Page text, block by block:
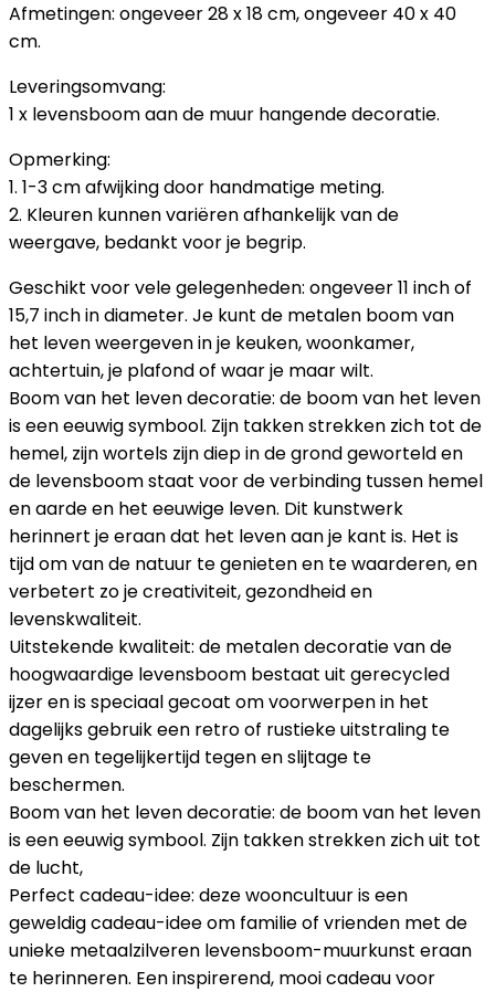
Afmetingen: ongeveer 28 x 18 cm, ongeveer 40 x 40
cm.
Leveringsomvang:
1 x levensboom aan de muur hangende decoratie.
Opmerking:
1. 1-3 cm afwijking door handmatige meting.
2. Kleuren kunnen variëren afhankelijk van de
weergave, bedankt voor je begrip.
Geschikt voor vele gelegenheden: ongeveer 11 inch of
15,7 inch in diameter. Je kunt de metalen boom van
het leven weergeven in je keuken, woonkamer,
achtertuin, je plafond of waar je maar wilt.
Boom van het leven decoratie: de boom van het leven
is een eeuwig symbool. Zijn takken strekken zich tot de
hemel, zijn wortels zijn diep in de grond geworteld en
de levensboom staat voor de verbinding tussen hemel
en aarde en het eeuwige leven. Dit kunstwerk
herinnert je eraan dat het leven aan je kant is. Het is
tijd om van de natuur te genieten en te waarderen, en
verbetert zo je creativiteit, gezondheid en
levenskwaliteit.
Uitstekende kwaliteit: de metalen decoratie van de
hoogwaardige levensboom bestaat uit gerecycled
ijzer en is speciaal gecoat om voorwerpen in het
dagelijks gebruik een retro of rustieke uitstraling te
geven en tegelijkertijd tegen en slijtage te
beschermen.
Boom van het leven decoratie: de boom van het leven
is een eeuwig symbool. Zijn takken strekken zich uit tot
de lucht,
Perfect cadeau-idee: deze wooncultuur is een
geweldig cadeau-idee om familie of vrienden met de
unieke metaalzilveren levensboom-muurkunst eraan
te herinneren. Een inspirerend, mooi cadeau voor